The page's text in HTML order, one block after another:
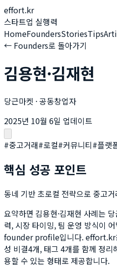
effort.kr
스타트업 실행력
HomeFoundersStoriesTips
← Founders로 돌아가기
김용현·김재현
당근마켓 ·공동창업자
2025년 10월 6일 업데이트
#중고거래#로컬#커뮤니티#플랫
핵심 성공 포인트
동네 기반 초로컬 전략으로 중고
요약하면 김용현·김재현 사례는
력, 시장 타이밍, 팀 운영 방식이
founder profile입니다. effort.kr
성 비결4개, 태그 4개를 함께 정리
용할 수 있는 형태로 제공합니다.